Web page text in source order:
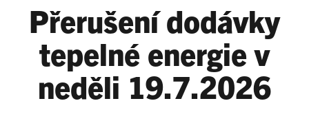
Přerušení dodávky
tepelné energie v
neděli 19.7.2026